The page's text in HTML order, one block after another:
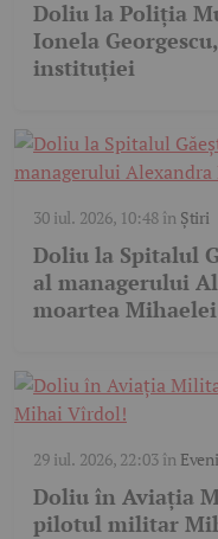
Doliu la Poliția
Ionela
instituției
30 iul. 2026, 10:48în Știri
Doliu la Spitalul
al managerului
moartea
29 iul. 2026, 22:03în
Doliu în Aviația
pilotul militar